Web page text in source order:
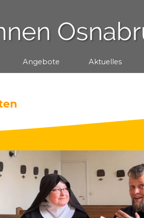
Menü überspringen
▼
Angebote ▼
Aktuelles